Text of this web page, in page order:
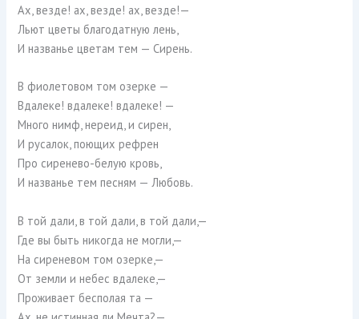
Ах, везде! ах, везде! ах, везде!—
Льют цветы благодатную лень,
И названье цветам тем — Сирень.
В фиолетовом том озерке —
Вдалеке! вдалеке! вдалеке! —
Много нимф, нереид, и сирен,
И русалок, поющих рефрен
Про сиренево-белую кровь,
И названье тем песням — Любовь.
В той дали, в той дали, в той дали,—
Где вы быть никогда не могли,—
На сиреневом том озерке,—
От земли и небес вдалеке,—
Проживает бесполая та —